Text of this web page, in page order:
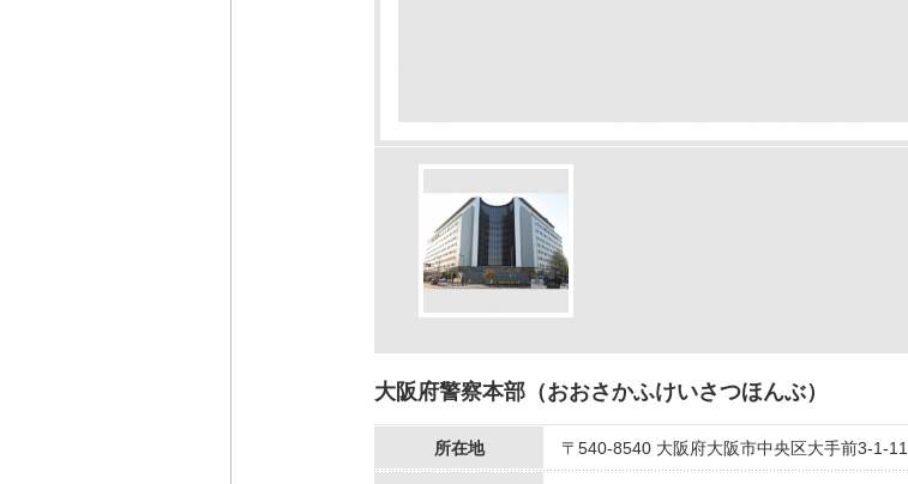
大阪府警察本部（おおさかふけいさつほんぶ）
所在地 〒540-8540 大阪府大阪市中央区大手前3-1-11